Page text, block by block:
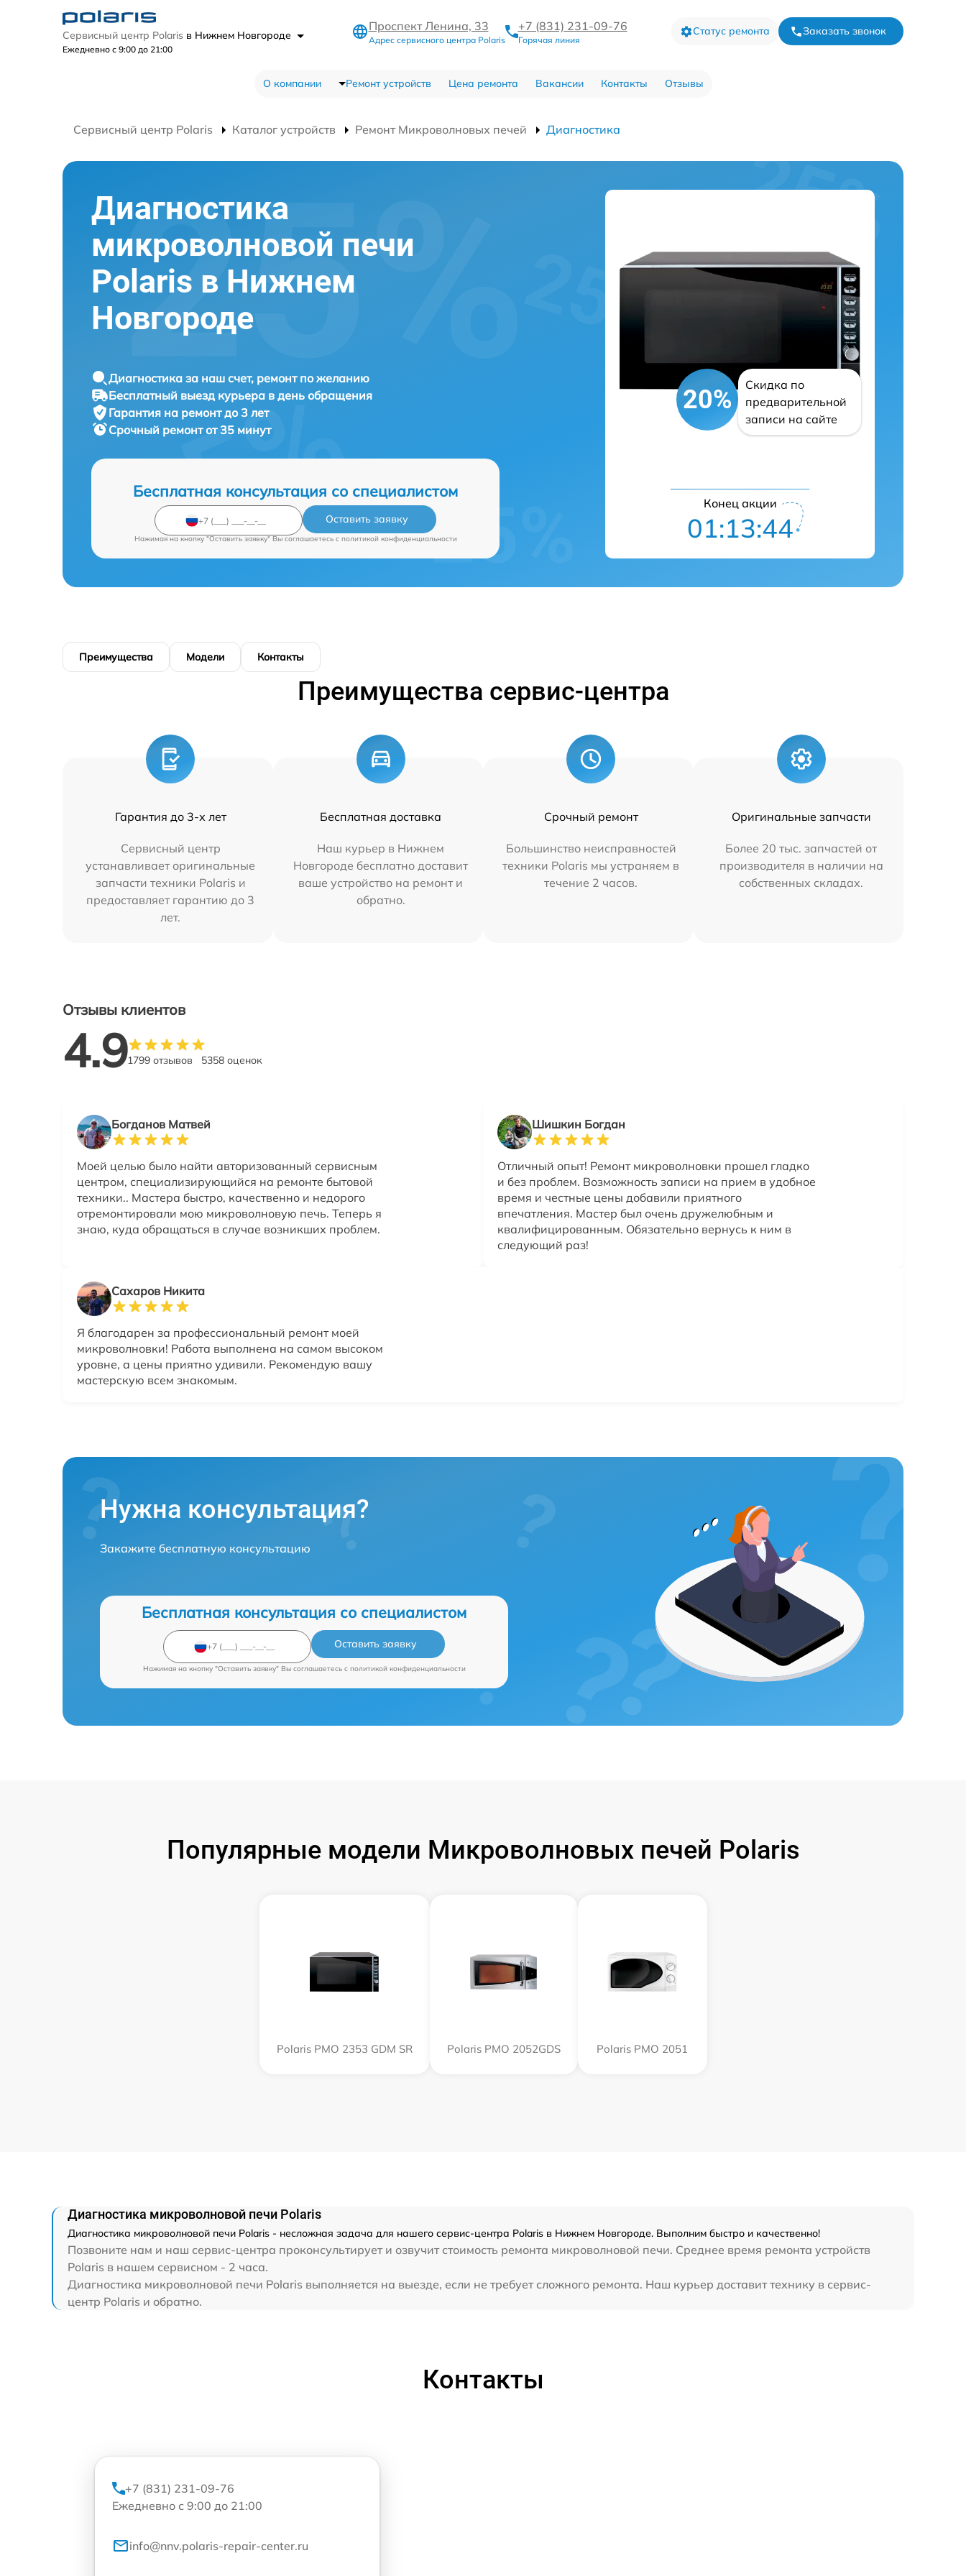
Сервисный центр Polaris в Нижнем Новгороде
Ежедневно с 9:00 до 21:00
Проспект Ленина, 33
Адрес сервисного центра Polaris
+7 (831) 231-09-76
Горячая линия
Статус ремонта Заказать звонок
О компании Ремонт устройств Цена ремонта Вакансии Контакты Отзывы
Сервисный центр Polaris Каталог устройств Ремонт Микроволновых печей Диагностика
Диагностика
микроволновой печи
Polaris в Нижнем
Новгороде
Диагностика за наш счет, ремонт по желанию
Бесплатный выезд курьера в день обращения
Гарантия на ремонт до 3 лет
Срочный ремонт от 35 минут
Бесплатная консультация со специалистом
Оставить заявку
Нажимая на кнопку "Оставить заявку" Вы соглашаетесь c политикой конфиденциальности
20%
Скидка по
предварительной
записи на сайте
Конец акции
01:13:43
Преимущества Модели Контакты
Преимущества сервис-центра
Гарантия до 3-х лет
Сервисный центр
устанавливает оригинальные
запчасти техники Polaris и
предоставляет гарантию до 3
лет.
Бесплатная доставка
Наш курьер в Нижнем
Новгороде бесплатно доставит
ваше устройство на ремонт и
обратно.
Срочный ремонт
Большинство неисправностей
техники Polaris мы устраняем в
течение 2 часов.
Оригинальные запчасти
Более 20 тыс. запчастей от
производителя в наличии на
собственных складах.
Отзывы клиентов
4.91799 отзывов 5358 оценок
Богданов Матвей
Моей целью было найти авторизованный сервисным
центром, специализирующийся на ремонте бытовой
техники.. Мастера быстро, качественно и недорого
отремонтировали мою микроволновую печь. Теперь я
знаю, куда обращаться в случае возникших проблем.
Шишкин Богдан
Отличный опыт! Ремонт микроволновки прошел гладко
и без проблем. Возможность записи на прием в удобное
время и честные цены добавили приятного
впечатления. Мастер был очень дружелюбным и
квалифицированным. Обязательно вернусь к ним в
следующий раз!
Сахаров Никита
Я благодарен за профессиональный ремонт моей
микроволновки! Работа выполнена на самом высоком
уровне, а цены приятно удивили. Рекомендую вашу
мастерскую всем знакомым.
Нужна консультация?
Закажите бесплатную консультацию
Бесплатная консультация со специалистом
Оставить заявку
Нажимая на кнопку "Оставить заявку" Вы соглашаетесь c политикой конфиденциальности
Популярные модели Микроволновых печей Polaris
Polaris PMO 2353 GDM SR Polaris PMO 2052GDS Polaris PMO 2051
Диагностика микроволновой печи Polaris
Диагностика микроволновой печи Polaris - несложная задача для нашего сервис-центра Polaris в Нижнем Новгороде. Выполним быстро и качественно!
Позвоните нам и наш сервис-центра проконсультирует и озвучит стоимость ремонта микроволновой печи. Среднее время ремонта устройств
Polaris в нашем сервисном - 2 часа.
Диагностика микроволновой печи Polaris выполняется на выезде, если не требует сложного ремонта. Наш курьер доставит технику в сервис-
центр Polaris и обратно.
Контакты
+7 (831) 231-09-76
Ежедневно с 9:00 до 21:00
info@nnv.polaris-repair-center.ru